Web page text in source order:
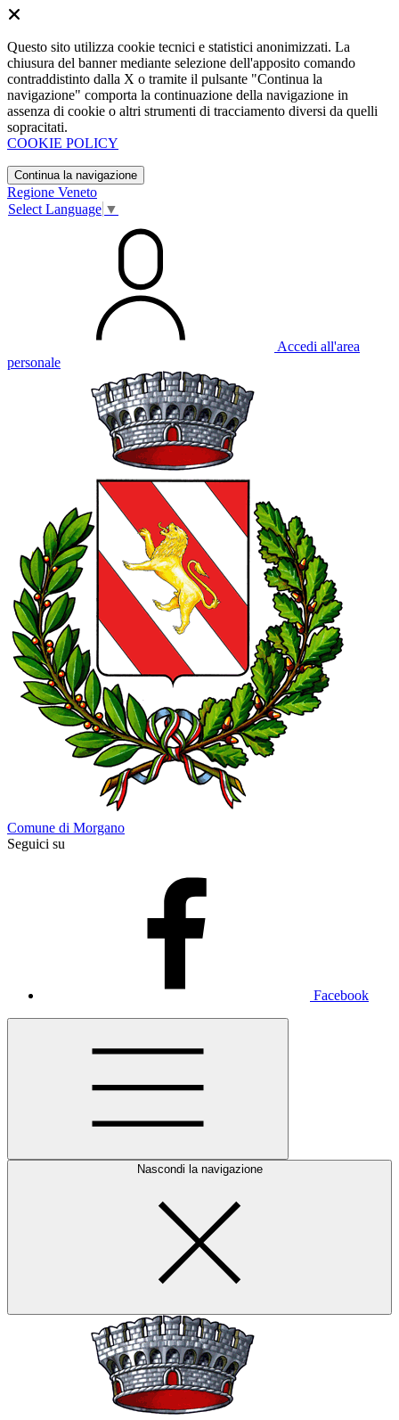
Questo sito utilizza cookie tecnici e statistici anonimizzati. La
chiusura del banner mediante selezione dell'apposito comando
contraddistinto dalla X o tramite il pulsante "Continua la
navigazione" comporta la continuazione della navigazione in
assenza di cookie o altri strumenti di tracciamento diversi da quelli
sopracitati.
COOKIE POLICY
Continua la navigazione
Regione Veneto
Select Language ▼
Accedi all'area
personale
Comune di Morgano
Seguici su
Facebook
Nascondi la navigazione